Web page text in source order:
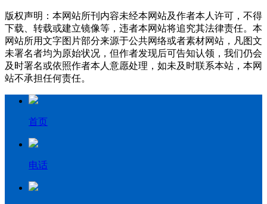
版权声明：本网站所刊内容未经本网站及作者本人许可，不得
下载、转载或建立镜像等，违者本网站将追究其法律责任。本
网站所用文字图片部分来源于公共网络或者素材网站，凡图文
未署名者均为原始状况，但作者发现后可告知认领，我们仍会
及时署名或依照作者本人意愿处理，如未及时联系本站，本网
站不承担任何责任。
首页
电话